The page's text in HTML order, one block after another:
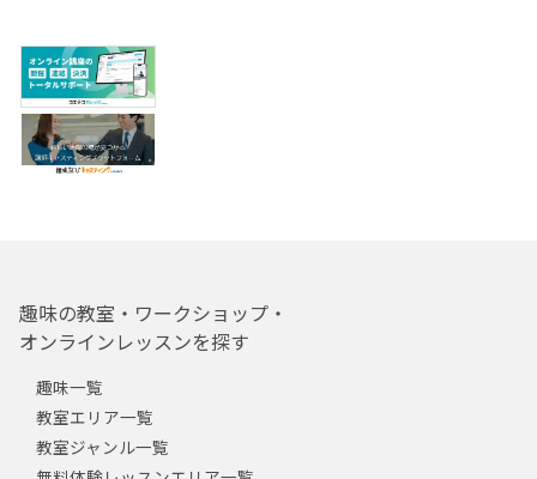
趣味の教室・ワークショップ・
オンラインレッスンを探す
趣味一覧
教室エリア一覧
教室ジャンル一覧